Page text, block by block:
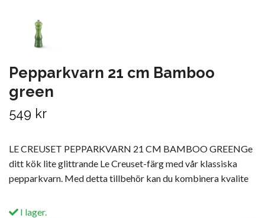
Pepparkvarn 21 cm Bamboo
green
549 kr
LE CREUSET PEPPARKVARN 21 CM BAMBOO GREENGe
ditt kök lite glittrande Le Creuset-färg med vår klassiska
pepparkvarn. Med detta tillbehör kan du kombinera kvalite
I lager.